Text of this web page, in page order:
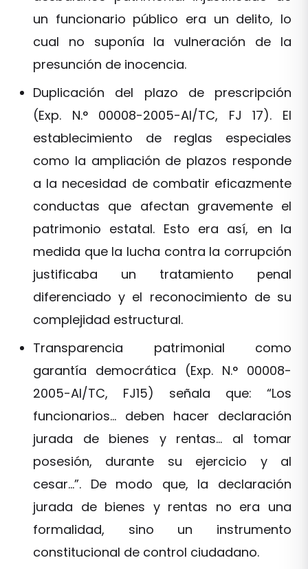
un funcionario público era un delito, lo
cual no suponía la vulneración de la
presunción de inocencia.
Duplicación del plazo de prescripción
(Exp. N.° 00008-2005-AI/TC, FJ 17). El
establecimiento de reglas especiales
como la ampliación de plazos responde
a la necesidad de combatir eficazmente
conductas que afectan gravemente el
patrimonio estatal. Esto era así, en la
medida que la lucha contra la corrupción
justificaba un tratamiento penal
diferenciado y el reconocimiento de su
complejidad estructural.
Transparencia patrimonial como
garantía democrática (Exp. N.° 00008-
2005-AI/TC, FJ15) señala que: “Los
funcionarios… deben hacer declaración
jurada de bienes y rentas… al tomar
posesión, durante su ejercicio y al
cesar…”. De modo que, la declaración
jurada de bienes y rentas no era una
formalidad, sino un instrumento
constitucional de control ciudadano.